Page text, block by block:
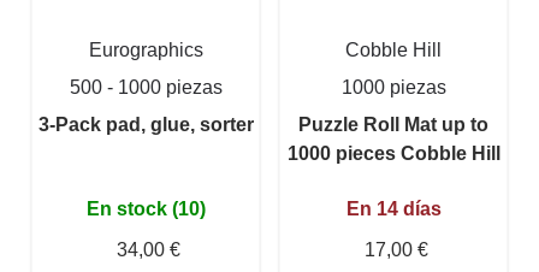
Eurographics
500 - 1000 piezas
3-Pack pad, glue, sorter
En stock (10)
34,00 €
Cobble Hill
1000 piezas
Puzzle Roll Mat up to
1000 pieces Cobble Hill
En 14 días
17,00 €